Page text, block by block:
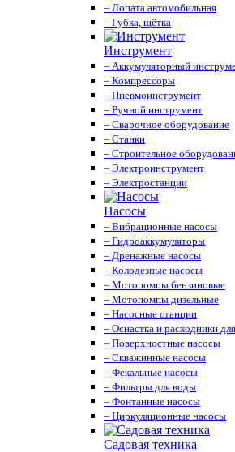
– Лопата автомобильная
– Губка, щётка
Инструмент
– Аккумуляторный
– Компрессоры
– Пневмоинструмент
– Ручной инструмент
– Сварочное оборудование
– Станки
– Строительное
– Электроинструмент
– Электростанции
Насосы
– Вибрационные насосы
– Гидроаккумуляторы
– Дренажные насосы
– Колодезные насосы
– Мотопомпы бензиновые
– Мотопомпы дизельные
– Насосные станции
– Оснастка и расходники
– Поверхностные насосы
– Скважинные насосы
– Фекальные насосы
– Фильтры для воды
– Фонтанные насосы
– Циркуляционные насосы
Садовая техника